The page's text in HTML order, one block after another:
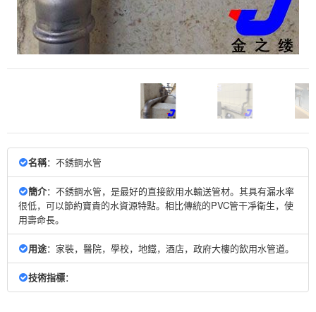
名稱：不銹鋼水管
簡介：不銹鋼水管，是最好的直接飲用水輸送管材。其具有漏水率
很低，可以節約寶貴的水資源特點。相比傳統的PVC管干凈衛生，使
用壽命長。
用途：家裝，醫院，學校，地鐵，酒店，政府大樓的飲用水管道。
技術指標：